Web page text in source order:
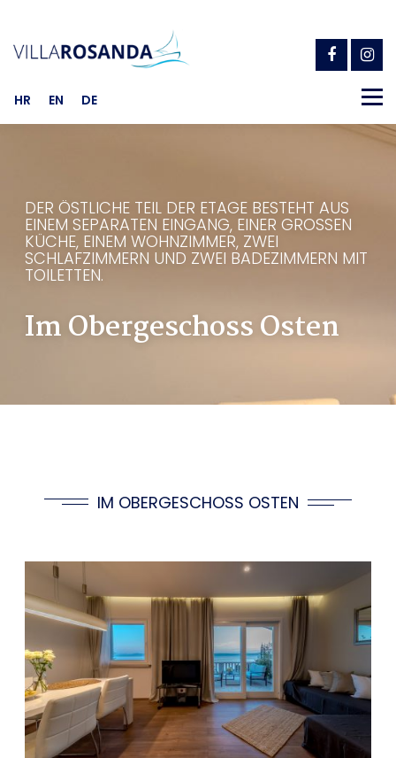
springen
Menü
HR EN DE
IM OBERGESCHOSS OSTEN
IM OBERGESCHOSS WESTEN KONTAKTE
DER ÖSTLICHE TEIL DER ETAGE BESTEHT AUS
EINEM SEPARATEN EINGANG, EINER GROSSEN K
ÜCHE, EINEM WOHNZIMMER, ZWEI S
CHLAFZIMMERN UND ZWEI BADEZIMMERN MIT T
OILETTEN.
Im Obergeschoss Osten
IM OBERGESCHOSS OSTEN